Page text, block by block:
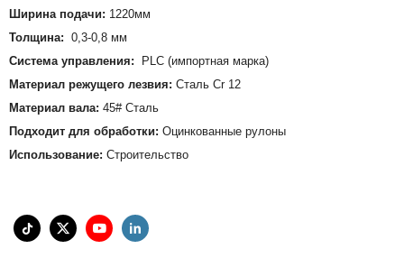
Ширина подачи: 1220мм
Толщина: 0,3-0,8 мм
Система управления:
PLC (импортная марка)
Материал режущего лезвия: Сталь Cr 12
Материал вала: 45# Сталь
Подходит для обработки: Оцинкованные рулоны
Использование: Строительство